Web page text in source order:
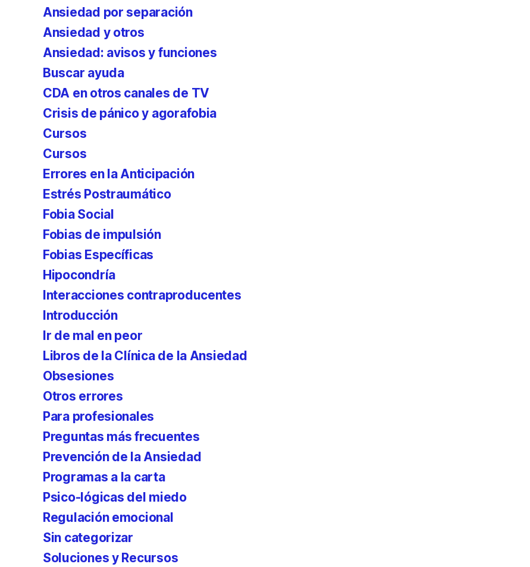
Ansiedad por separación
Ansiedad y otros
Ansiedad: avisos y funciones
Buscar ayuda
CDA en otros canales de TV
Crisis de pánico y agorafobia
Cursos
Cursos
Errores en la Anticipación
Estrés Postraumático
Fobia Social
Fobias de impulsión
Fobias Específicas
Hipocondría
Interacciones contraproducentes
Introducción
Ir de mal en peor
Libros de la Clínica de la Ansiedad
Obsesiones
Otros errores
Para profesionales
Preguntas más frecuentes
Prevención de la Ansiedad
Programas a la carta
Psico-lógicas del miedo
Regulación emocional
Sin categorizar
Soluciones y Recursos